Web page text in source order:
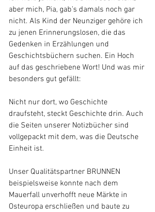
aber mich, Pia, gab’s damals noch gar
nicht. Als Kind der Neunziger gehöre ich
zu jenen Erinnerungslosen, die das
Gedenken in Erzählungen und
Geschichtsbüchern suchen. Ein Hoch
auf das geschriebene Wort! Und was mir
besonders gut gefällt:
Nicht nur dort, wo Geschichte
draufsteht, steckt Geschichte drin. Auch
die Seiten unserer Notizbücher sind
vollgepackt mit dem, was die Deutsche
Einheit ist.
Unser Qualitätspartner BRUNNEN
beispielsweise konnte nach dem
Mauerfall unverhofft neue Märkte in
Osteuropa erschließen und baute zu